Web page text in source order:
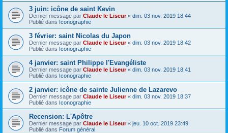
3 juin: icône de saint Kevin
Dernier message par Claude le Liseur« dim. 03 nov. 2019 18:44
Publié dans Iconographie
3 février: saint Nicolas du Japon
Dernier message par Claude le Liseur« dim. 03 nov. 2019 18:42
Publié dans Iconographie
4 janvier: saint Philippe l'Evangéliste
Dernier message par Claude le Liseur« dim. 03 nov. 2019 18:41
Publié dans Iconographie
2 janvier: icône de sainte Julienne de Lazarevo
Dernier message par Claude le Liseur« dim. 03 nov. 2019 18:37
Publié dans Iconographie
Recension: L'Apôtre
Dernier message par Claude le Liseur« jeu. 10 oct. 2019 23:49
Publié dans Forum général